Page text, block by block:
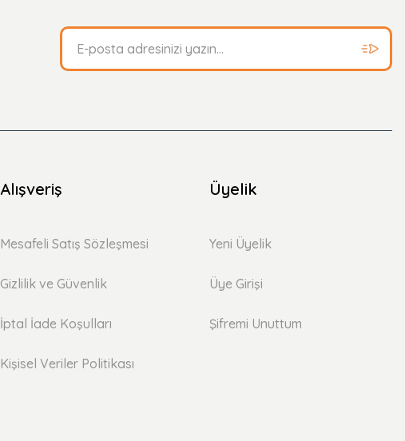
Alışveriş
Mesafeli Satış Sözleşmesi
Gizlilik ve Güvenlik
İptal İade Koşulları
Kişisel Veriler Politikası
Üyelik
Yeni Üyelik
Üye Girişi
Şifremi Unuttum